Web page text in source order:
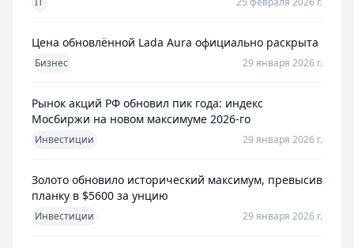
Цена обновлённой Lada Aura официально раскрыта
Бизнес 29 января 2026 г.
Рынок акций РФ обновил пик года: индекс
Мосбиржи на новом максимуме 2026-го
Инвестиции 29 января 2026 г.
Золото обновило исторический максимум, превысив
планку в $5600 за унцию
Инвестиции 29 января 2026 г.